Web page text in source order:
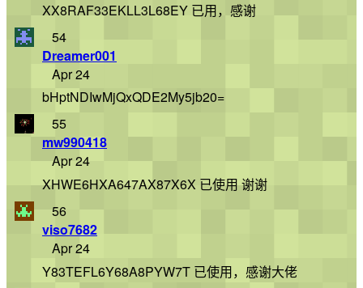
XX8RAF33EKLL3L68EY 已用，感谢
54
Dreamer001
Apr 24
bHptNDIwMjQxQDE2My5jb20=
55
mw990418
Apr 24
XHWE6HXA647AX87X6X 已使用 谢谢
56
viso7682
Apr 24
Y83TEFL6Y68A8PYW7T 已使用，感谢大佬